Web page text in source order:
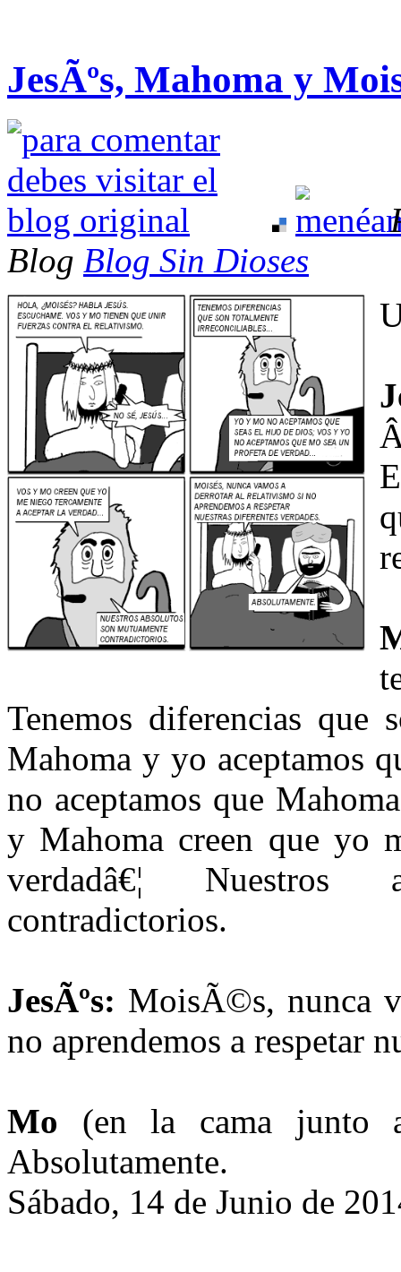
JesÃºs, Mahoma y
Blog Blog Sin Dioses
Tenemos diferencias que
Mahoma y yo aceptamos
no aceptamos que
y Mahoma creen que yo
verdadâ€¦ Nuestros
contradictorios.
JesÃºs: MoisÃ©s, nunca
no aprendemos a respetar
Mo (en la cama junto
Absolutamente.
Sábado, 14 de Junio de